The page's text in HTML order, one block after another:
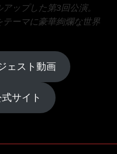
ップした第3回公演。
テーマに豪華絢爛な世界
ェスト動画
サイト